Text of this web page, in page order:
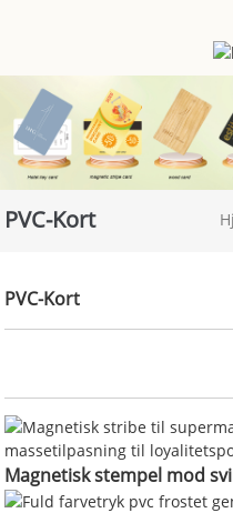
PVC-Kort
PVC-Kort
Magnetisk stempel mod